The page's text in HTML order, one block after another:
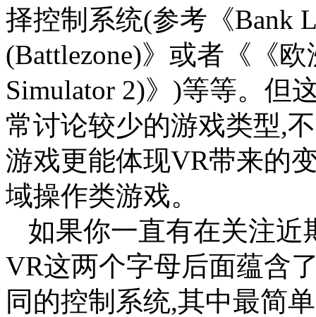
择控制系统(参考《Bank
(Battlezone)》或者《《
Simulator 2)》)等等。但
常讨论较少的游戏类型,
游戏更能体现VR带来的
域操作类游戏。
如果你一直有在关注近
VR这两个字母后面蕴含
同的控制系统,其中最简